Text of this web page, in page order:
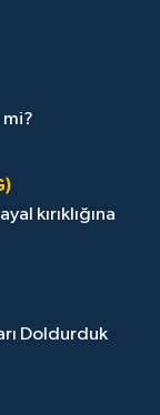
kırıklığına
Doldurduk